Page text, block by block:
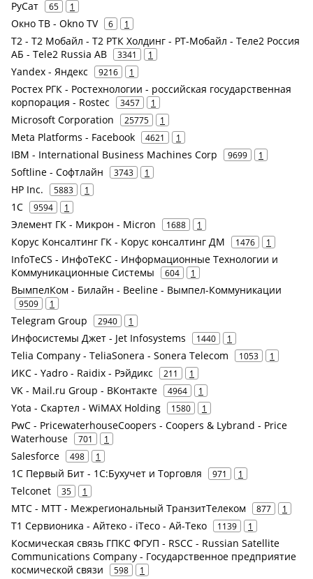
РуСат 65 1
Окно ТВ - Okno TV 6 1
Т2 - Т2 Мобайл - Т2 РТК Холдинг - РТ-Мобайл - Теле2 Россия
АБ - Tele2 Russia AB
3341 1
Yandex - Яндекс 9216 1
Ростех РГК - Ростехнологии - российская государственная
корпорация - Rostec
3457 1
Microsoft Corporation 25775 1
Meta Platforms - Facebook 4621 1
IBM - International Business Machines Corp 9699 1
Softline - Софтлайн 3743 1
HP Inc. 5883 1
1С 9594 1
Элемент ГК - Микрон - Micron 1688 1
Корус Консалтинг ГК - Корус консалтинг ДМ 1476 1
InfoTeCS - ИнфоТеКС - Информационные Технологии и
Коммуникационные Системы
604 1
ВымпелКом - Билайн - Beeline - Вымпел-Коммуникации
9509 1
Telegram Group 2940 1
Инфосистемы Джет - Jet Infosystems 1440 1
Telia Company - TeliaSonera - Sonera Telecom 1053 1
ИКС - Yadro - Raidix - Рэйдикс 211 1
VK - Mail.ru Group - ВКонтакте 4964 1
Yota - Скартел - WiMAX Holding 1580 1
PwC - PricewaterhouseCoopers - Coopers & Lybrand - Price
Waterhouse
701 1
Salesforce 498 1
1С Первый Бит - 1С:Бухучет и Торговля 971 1
Telconet 35 1
МТС - МТТ - Межрегиональный ТранзитТелеком 877 1
Т1 Сервионика - Айтеко - iTeco - Ай-Теко 1139 1
Космическая связь ГПКС ФГУП - RSCC - Russian Satellite
Communications Company - Государственное предприятие
космической связи
598 1